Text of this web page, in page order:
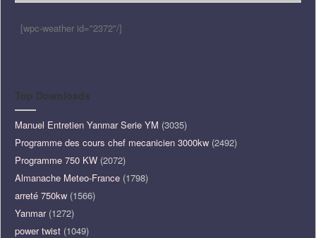
[wpc-weather id="2372"/]
Top Downloads
Manuel Entretien Yanmar Serie YM (3035)
Programme des cours chef mecanicien 3000kw (2492)
Programme 750 KW (2072)
Almanache Meteo-France (1798)
arreté 750kw (1566)
Yanmar(1272)
power twist (1049)